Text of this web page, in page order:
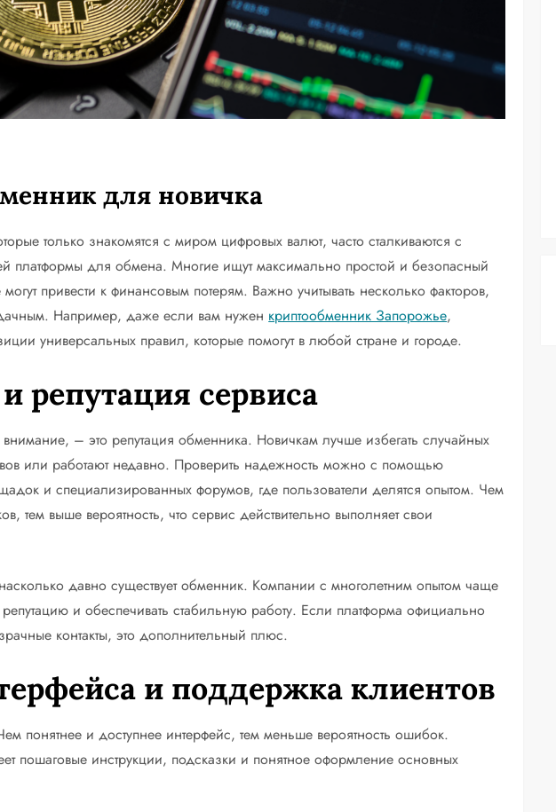
для новичка
только знакомятся с миром цифровых валют, часто сталкиваются с
платформы для обмена. Многие ищут максимально простой и безопасный
привести к финансовым потерям. Важно учитывать несколько факторов,
Например, даже если вам нужен криптообменник Запорожье,
универсальных правил, которые помогут в любой стране и городе.
репутация сервиса
– это репутация обменника. Новичкам лучше избегать случайных
или работают недавно. Проверить надежность можно с помощью
и специализированных форумов, где пользователи делятся опытом. Чем
тем выше вероятность, что сервис действительно выполняет свои
давно существует обменник. Компании с многолетним опытом чаще
репутацию и обеспечивать стабильную работу. Если платформа официально
контакты, это дополнительный плюс.
и поддержка клиентов
понятнее и доступнее интерфейс, тем меньше вероятность ошибок.
пошаговые инструкции, подсказки и понятное оформление основных